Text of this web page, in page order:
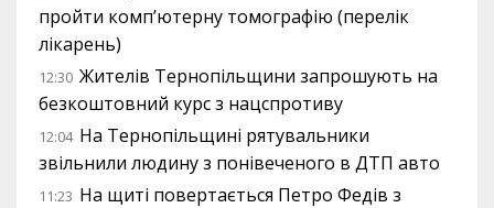
пройти комп’ютерну томографію (перелік
лікарень)
12:30 Жителів Тернопільщини запрошують на
безкоштовний курс з нацспротиву
12:04 На Тернопільщині рятувальники
звільнили людину з понівеченого в ДТП авто
11:23 На щиті повертається Петро Федів з